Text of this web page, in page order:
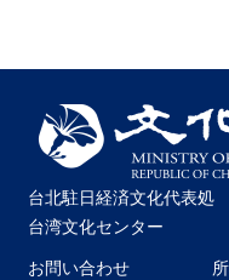
台北駐日経済文化代表処
台湾文化センター
お問い合わせ